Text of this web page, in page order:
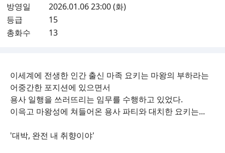
방영일
2026.01.06 23:00 (화)
등급
15
총화수
13
이세계에 전생한 인간 출신 마족 요키는 마왕의 부하라는
어중간한 포지션에 있으면서
용사 일행을 쓰러뜨리는 임무를 수행하고 있었다.
이윽고 마왕성에 쳐들어온 용사 파티와 대치한 요키는...
'대박, 완전 내 취향이야'